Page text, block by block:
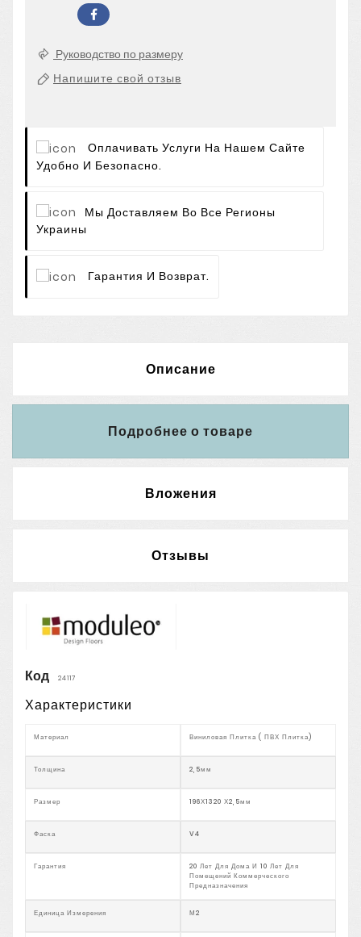
Руководство по размеру
Напишите свой отзыв
Оплачивать Услуги На Нашем Сайте
Удобно И Безопасно.
Мы Доставляем Во Все Регионы
Украины
Гарантия И Возврат.
Описание
Подробнее о товаре
Вложения
Отзывы
Код 24117
Характеристики
Материал Виниловая Плитка ( ПВХ Плитка)
Толщина 2,5мм
Размер 196Х1320 Х2,5мм
Фаска V4
Гарантия
20 Лет Для Дома И 10 Лет Для
Помещений Коммерческого
Предназначения
Единица Измерения М2